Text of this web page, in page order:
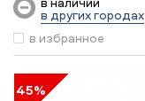
в других городах
в избранное
45%